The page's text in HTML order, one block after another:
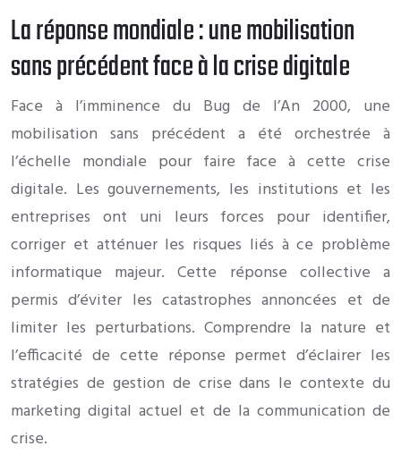
La réponse mondiale : une mobilisation
sans précédent face à la crise digitale
Face à l’imminence du Bug de l’An 2000, une
mobilisation sans précédent a été orchestrée à
l’échelle mondiale pour faire face à cette crise
digitale. Les gouvernements, les institutions et les
entreprises ont uni leurs forces pour identifier,
corriger et atténuer les risques liés à ce problème
informatique majeur. Cette réponse collective a
permis d’éviter les catastrophes annoncées et de
limiter les perturbations. Comprendre la nature et
l’efficacité de cette réponse permet d’éclairer les
stratégies de gestion de crise dans le contexte du
marketing digital actuel et de la communication de
crise.